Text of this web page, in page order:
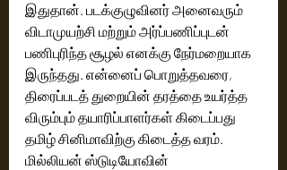
இதுதான். படக்குழுவினர் அனைவரும்
விடாமுயற்சி மற்றும் அர்ப்பணிப்புடன்
பணிபுரிந்த சூழல் எனக்கு நேர்மறையாக
இருந்தது. என்னைப் பொறுத்தவரை,
திரைப்படத் துறையின் தரத்தை உயர்த்த
விரும்பும் தயாரிப்பாளர்கள் கிடைப்பது
தமிழ் சினிமாவிற்கு கிடைத்த வரம்.
மில்லியன் ஸ்டுடியோவின்